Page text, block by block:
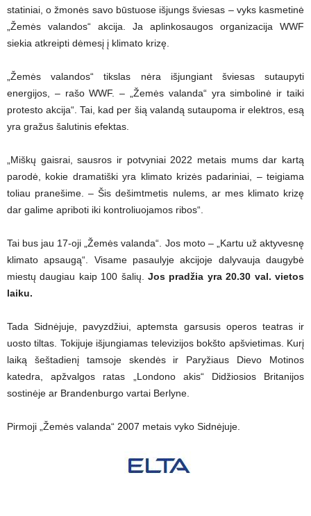
statiniai, o žmonės savo būstuose išjungs šviesas – vyks kasmetinė
„Žemės valandos“ akcija. Ja aplinkosaugos organizacija WWF
siekia atkreipti dėmesį į klimato krizę.
„Žemės valandos“ tikslas nėra išjungiant šviesas sutaupyti
energijos, – rašo WWF. – „Žemės valanda“ yra simbolinė ir taiki
protesto akcija“. Tai, kad per šią valandą sutaupoma ir elektros, esą
yra gražus šalutinis efektas.
„Miškų gaisrai, sausros ir potvyniai 2022 metais mums dar kartą
parodė, kokie dramatiški yra klimato krizės padariniai, – teigiama
toliau pranešime. – Šis dešimtmetis nulems, ar mes klimato krizę
dar galime apriboti iki kontroliuojamos ribos“.
Tai bus jau 17-oji „Žemės valanda“. Jos moto – „Kartu už aktyvesnę
klimato apsaugą“. Visame pasaulyje akcijoje dalyvauja daugybė
miestų daugiau kaip 100 šalių. Jos pradžia yra 20.30 val. vietos
laiku.
Tada Sidnėjuje, pavyzdžiui, aptemsta garsusis operos teatras ir
uosto tiltas. Tokijuje išjungiamas televizijos bokšto apšvietimas. Kurį
laiką šeštadienį tamsoje skendės ir Paryžiaus Dievo Motinos
katedra, apžvalgos ratas „Londono akis“ Didžiosios Britanijos
sostinėje ar Brandenburgo vartai Berlyne.
Pirmoji „Žemės valanda“ 2007 metais vyko Sidnėjuje.